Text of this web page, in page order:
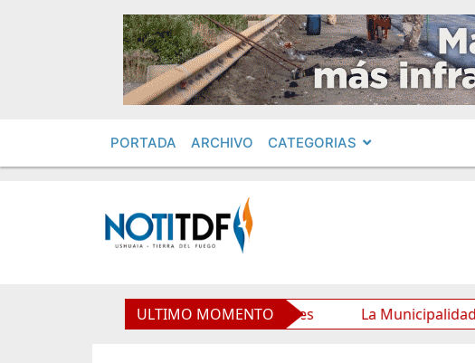
PORTADA ARCHIVO CATEGORIAS
ULTIMO MOMENTO
y mejora sus prestaciones La Municipalidad de